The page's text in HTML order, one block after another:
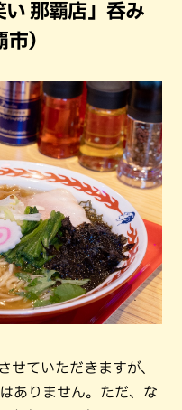
那覇店」呑み
）
せていただきますが、
ありません。ただ、な